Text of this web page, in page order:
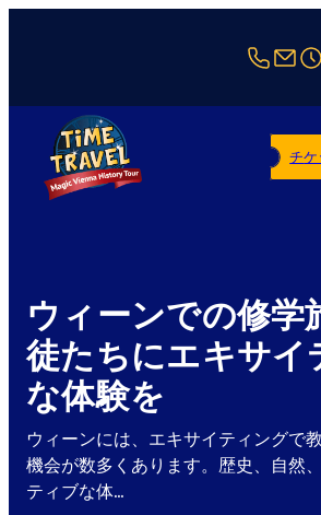
+43
チ
ウィーンでの修学
徒たちにエキサイ
な体験を
ウィーンには、エキサイティングで
機会が数多くあります。歴史、自然
ティブな体…